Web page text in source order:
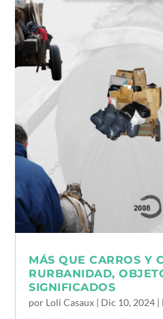
MÁS QUE CARROS Y
RURBANIDAD,
SIGNIFICADOS
por Loli Casaux | Dic 10, 2024 |